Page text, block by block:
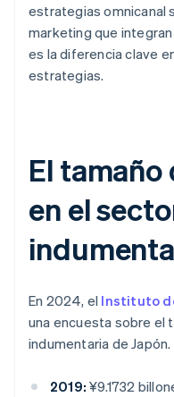
estrategias omnicanal
marketing que
es la diferencia clave
estrategias.
El
en el
En 2024, el Instituto
una encuesta sobre el
indumentaria de
2019: ¥9.1732